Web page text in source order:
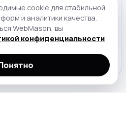
cookie для стабильной
и аналитики качества.
WebMason, вы
конфиденциальности